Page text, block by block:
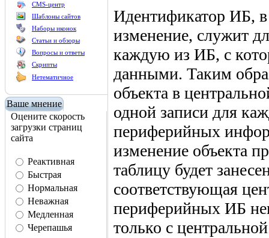
CMS-центр
Шаблоны сайтов
Наборы иконок
Статьи и обзоры
Вопросы и ответы
Скрипты
Нетематичное
Ваше мнение
Оцените скорость
загрузки страниц
сайта
Реактивная
Быстрая
Нормальная
Неважная
Медленная
Черепашья
Идентификатор ИБ,
изменение, служит
каждую из ИБ, с
данными. Таким
объекта в
одной записи для
периферийных
изменение объекта
таблицу будет
соответствующая
периферийных ИБ
только с